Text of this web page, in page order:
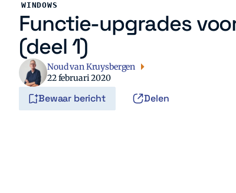
WINDOWS
Functie-upgrades
(deel 1)
Noud van Kruysbergen
22 februari 2020
Bewaar bericht Delen